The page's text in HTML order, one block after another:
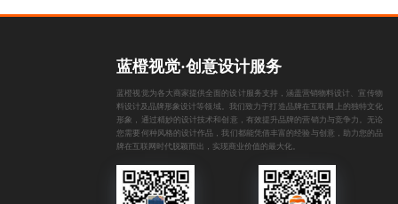
蓝橙视觉·创意设计服务
蓝橙视觉为各大商家提供全面的设计服务支持，涵盖营销物料设计 、宣传物
料设计 及品牌形象设计等领域。我们致力于打造品牌在互联网上的独特文化
形象，通过精妙的设计技术和创意，有效提升品牌的营销力与竞争力。无论
您需要何种风格的设计作品，我们都能凭借丰富的经验与创意，助力您的品
牌在互联网时代脱颖而出，实现商业价值的最大化。